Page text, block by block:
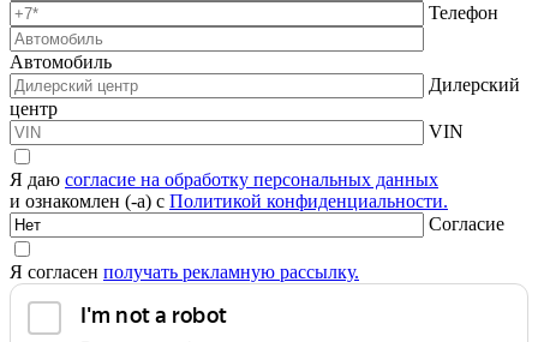
Телефон
Автомобиль
Дилерский
центр
VIN
Я даю согласие на обработку персональных данных
и ознакомлен (-а) с Политикой конфиденциальности.
Согласие
Я согласен получать рекламную рассылку.